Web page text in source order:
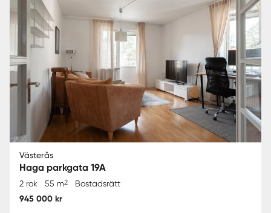
Västerås
Haga parkgata 19A
2 rok 55 m2 Bostadsrätt
945 000 kr